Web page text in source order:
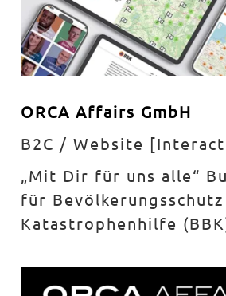
ORCA Affairs GmbH
B2C / Website
„Mit Dir für uns alle“
für Bevölkerungsschutz
Katastrophenhilfe